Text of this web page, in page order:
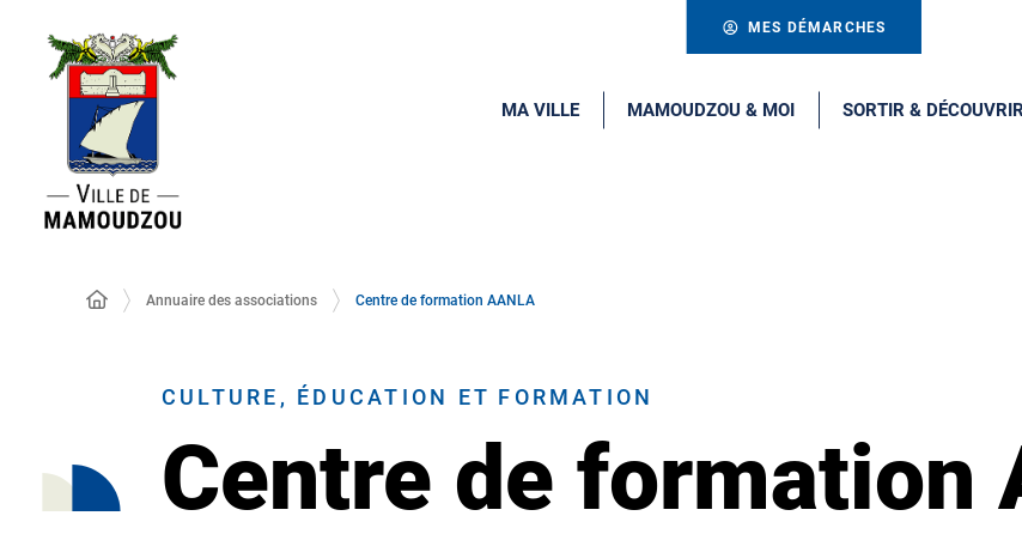
MES DÉMARCHES
MA VILLE MAMOUDZOU & MOI SORTIR & DÉCOUVRIR
Annuaire des associations Centre de formation AANLA
CULTURE, ÉDUCATION ET FORMATION
Centre de formation